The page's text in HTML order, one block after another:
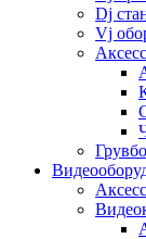
Dj
Vj